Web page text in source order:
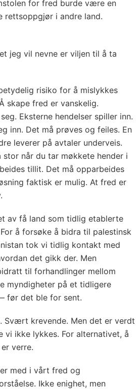
for fred burde være en
rettsoppgjør i andre land.
jeg vil nevne er viljen til å ta
risiko for å mislykkes
skape fred er vanskelig.
Eksterne hendelser spiller inn.
inn. Det må prøves og feiles. En
leverer på avtaler underveis.
stor når du tar møkkete hender i
tillit. Det må opparbeides
faktisk er mulig. At fred er
av få land som tidlig etablerte
å forsøke å bidra til palestinsk
tok vi tidlig kontakt med
det gikk der. Men
til forhandlinger mellom
myndigheter på et tidligere
før det ble for sent.
Svært krevende. Men det er verdt
vi ikke lykkes. For alternativet, å
verre.
med i vårt fred og
Ikke enighet, men